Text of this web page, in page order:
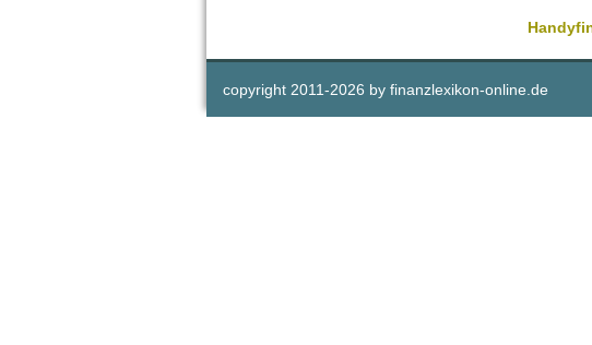
copyright 2011-2026 by finanzlexikon-online.de